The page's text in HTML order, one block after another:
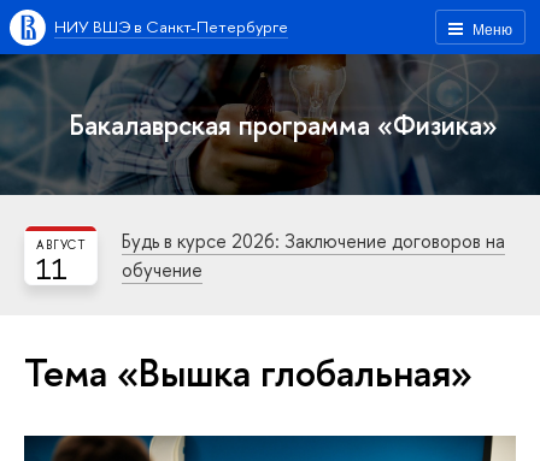
Меню
НИУ ВШЭ в Санкт-Петербурге
Бакалаврская программа «Физика»
11
АВГУСТ
Будь в курсе 2026: Заключение договоров на
обучение
Тема «Вышка глобальная»